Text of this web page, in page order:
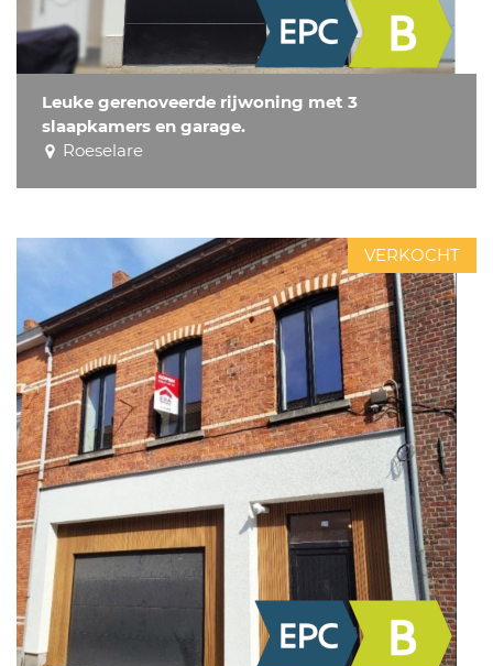
Leuke gerenoveerde rijwoning met 3
slaapkamers en garage.
Roeselare
VERKOCHT